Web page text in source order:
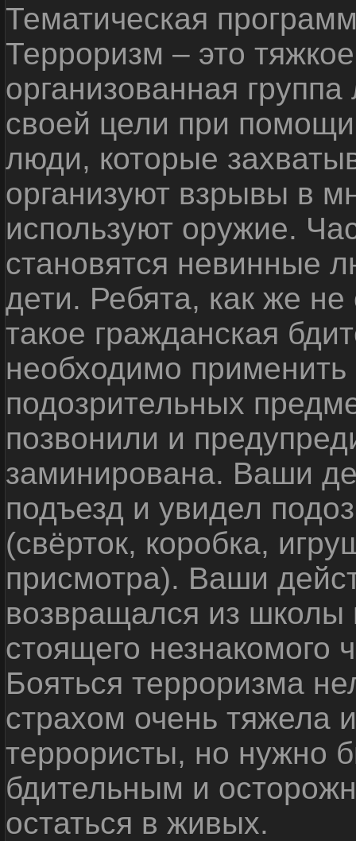
Тематическая
Терроризм – это
организованная
своей цели при
люди, которые
организуют взрывы в
используют оружие.
становятся невинные
дети. Ребята, как же не
такое гражданская
необходимо
подозрительных
позвонили и
заминирована. Ваши
подъезд и увидел
(свёрток, коробка,
присмотра). Ваши
возвращался из школы
стоящего незнакомого
Бояться терроризма
страхом очень тяжела
террористы, но нужно
бдительным и
остаться в живых.